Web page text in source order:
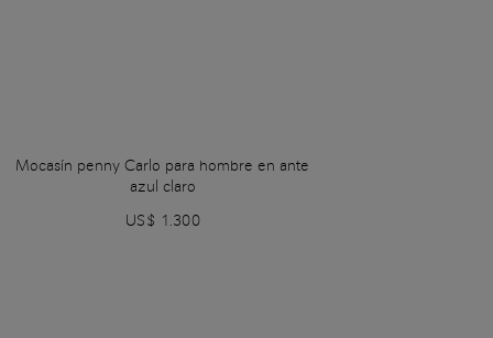
Mocasín penny Carlo para hombre en ante
azul claro
US$ 1.300